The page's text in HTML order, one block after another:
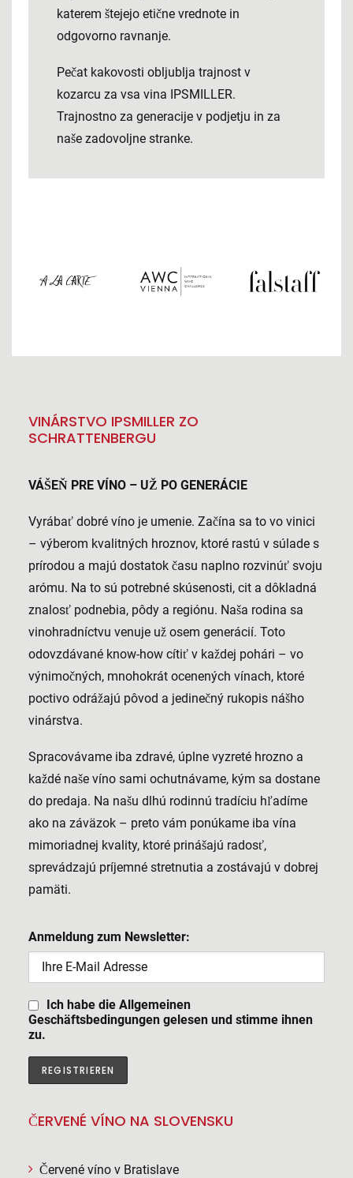
katerem štejejo etične vrednote in
odgovorno ravnanje.
Pečat kakovosti obljublja trajnost v
kozarcu za vsa vina IPSMILLER.
Trajnostno za generacije v podjetju in za
naše zadovoljne stranke.
VINÁRSTVO IPSMILLER ZO
SCHRATTENBERGU
VÁŠEŇ PRE VÍNO – UŽ PO GENERÁCIE
Vyrábať dobré víno je umenie. Začína sa to vo vinici
– výberom kvalitných hroznov, ktoré rastú v súlade s
prírodou a majú dostatok času naplno rozvinúť svoju
arómu. Na to sú potrebné skúsenosti, cit a dôkladná
znalosť podnebia, pôdy a regiónu. Naša rodina sa
vinohradníctvu venuje už osem generácií. Toto
odovzdávané know-how cítiť v každej pohári – vo
výnimočných, mnohokrát ocenených vínach, ktoré
poctivo odrážajú pôvod a jedinečný rukopis nášho
vinárstva.
Spracovávame iba zdravé, úplne vyzreté hrozno a
každé naše víno sami ochutnávame, kým sa dostane
do predaja. Na našu dlhú rodinnú tradíciu hľadíme
ako na záväzok – preto vám ponúkame iba vína
mimoriadnej kvality, ktoré prinášajú radosť,
sprevádzajú príjemné stretnutia a zostávajú v dobrej
pamäti.
Anmeldung zum Newsletter:
Ich habe die Allgemeinen
Geschäftsbedingungen gelesen und stimme ihnen
zu.
ČERVENÉ VÍNO NA SLOVENSKU
Červené víno v Bratislave